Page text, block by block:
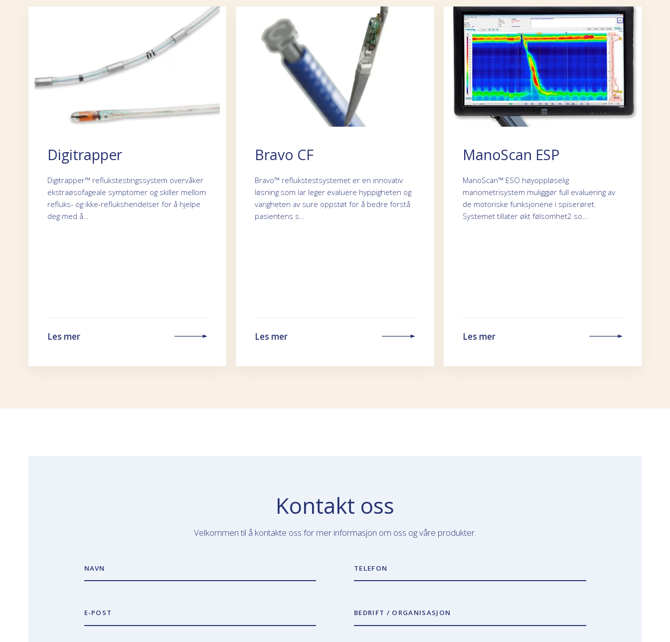
Digitrapper
Digitrapper™ reflukstestingssystem overvåker
ekstraøsofageale symptomer og skiller mellom
refluks- og ikke-reflukshendelser for å hjelpe
deg med å…
Les mer
Bravo CF
Bravo™ reflukstestsystemet er en innovativ
løsning som lar leger evaluere hyppigheten og
varigheten av sure oppstøt for å bedre forstå
pasientens s…
Les mer
ManoScan ESP
ManoScan™ ESO høyoppløselig
manometrisystem muliggjør full evaluering av
de motoriske funksjonene i spiserøret.
Systemet tillater økt følsomhet2 so…
Les mer
Kontakt oss
Velkommen til å kontakte oss for mer informasjon om oss og våre produkter.
NAVN TELEFON
E-POST BEDRIFT / ORGANISASJON